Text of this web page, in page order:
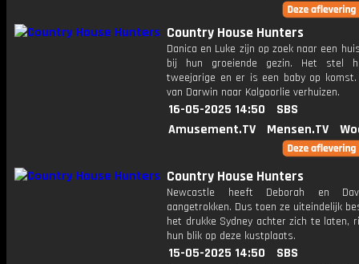
Country House Hunters
Danica en Luke zijn op zoek naar een
bij hun groeiende gezin. Het stel
tweejarige en er is een baby op
van Darwin naar Kalgoorlie verhuizen.
16-05-2025 14:50
SBS
Amusement.TV
Mensen.TV
Country House Hunters
Newcastle heeft Deborah en
aangetrokken. Dus toen ze uiteindelijk
het drukke Sydney achter zich te laten,
hun blik op deze kustplaats.
15-05-2025 14:50
SBS